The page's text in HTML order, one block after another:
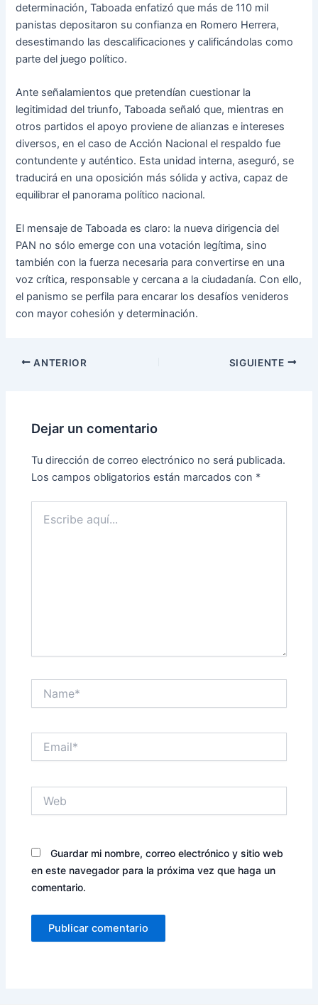
determinación, Taboada enfatizó que más de 110 mil
panistas depositaron su confianza en Romero Herrera,
desestimando las descalificaciones ycalificándolas como
parte del juego político.
Ante señalamientos que pretendían cuestionar la
legitimidad del triunfo, Taboada señaló que, mientras en
otros partidos el apoyo proviene de alianzas e intereses
diversos, en el caso de Acción Nacional el respaldo fue
contundente y auténtico. Esta unidad interna, aseguró, se
traducirá en una oposición más sólida y activa, capaz de
equilibrar el panorama político nacional.
El mensaje de Taboada es claro: la nueva dirigencia del
PAN no sólo emerge con una votación legítima, sino
también con la fuerza necesaria para convertirse en una
voz crítica, responsable y cercana a la ciudadanía. Con ello,
el panismo se perfila para encarar los desafíos venideros
con mayor cohesión y determinación.
ANTERIOR SIGUIENTE
Dejar un comentario
Tu dirección de correo electrónico no será publicada.
Los campos obligatorios están marcados con *
aquí...
Guardar mi nombre, correo electrónico y sitio web
en este navegador para la próxima vez que haga un
comentario.